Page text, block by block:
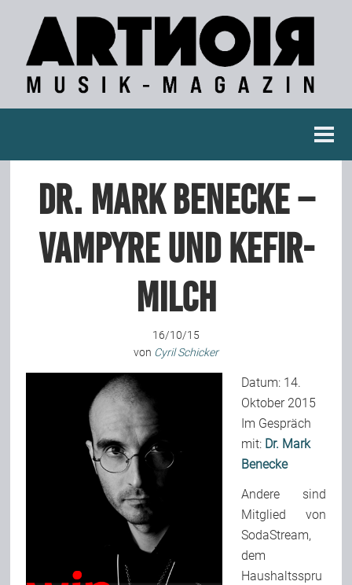
Konzertberichte
Fotoreportagen
Alles andere
Dr. Mark Benecke –
Vampyre und Kefir-
Milch
16/10/15
von Cyril Schicker
Datum: 14.
Oktober 2015
Im Gespräch
mit: Dr. Mark
Benecke
Andere sind
Mitglied von
SodaStream,
dem
Haushaltsspru